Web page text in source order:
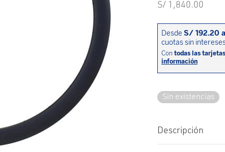
S/ 1,840.00
Sin existencias
Descripción